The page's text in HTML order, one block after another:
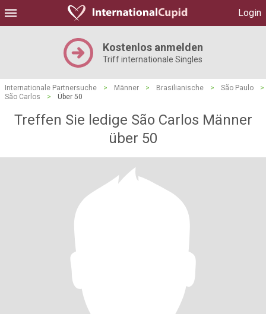
Login
Kostenlos anmelden
Triff internationale Singles
Internationale Partnersuche > Männer > Brasilianische > São Paulo
>
São Carlos
> Über 50
Treffen Sie ledige São Carlos Männer
über 50